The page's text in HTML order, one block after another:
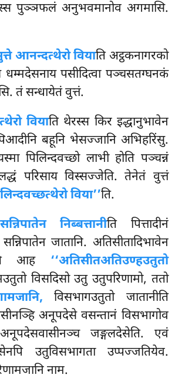
पुञ्ञफलं अनुभवमानोव अगमासि.
आनन्दत्थेरो वियाति अट्ठकनागरको
पसीदित्वा पञ्चसतग्घनकं
तं सन्धायेतं वुत्तं.
वियाति थेरस्स किर इद्धानुभावेन
बहूनि भेसज्जानि अभिहरिंसु.
पिलिन्दवच्छो लाभी होति पञ्चन्नं
परिसाय विस्सज्जेति. तेनेतं वुत्तं
विया’’ति.
निब्बत्तानीति पित्तादीनं
जातानि. अतिसीतादिभावेन
आह ‘‘अतिसीतअतिउण्हउतुतो
विसदिसो उतु उतुपरिणामो, ततो
विसभागउतुतो जातानीति
अनूपदेसे वसन्तानं विसभागोव
जङ्गलदेसेति. एवं
उतुविसभागता उप्पज्जतियेव.
नाम.